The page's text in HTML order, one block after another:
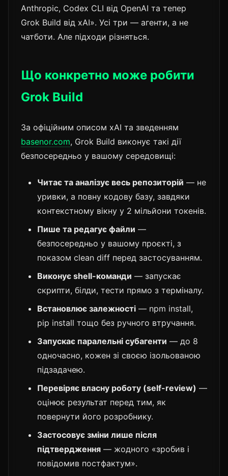
Anthropic, Codex CLI від OpenAI та тепер
Grok Build від xAI». Усі три — агенти, а не
чатботи. Але підходи різняться.
Що конкретно може робити
Grok Build
За офіційним описом xAI та зведенням
basenor.com, Grok Build виконує такі дії
безпосередньо у вашому середовищі:
Читає та аналізує весь репозиторій — не
уривки, а повну кодову базу, завдяки
контекстному вікну у 2 мільйони токенів.
Пише та редагує файли —
безпосередньо у вашому проєкті, з
показом clean diff перед застосуванням.
Виконує shell-команди — запускає
скрипти, білди, тести прямо з терміналу.
Встановлює залежності — npm install,
pip install тощо без ручного втручання.
Запускає паралельні субагенти — до 8
одночасно, кожен зі своєю ізольованою
підзадачею.
Перевіряє власну роботу (self-review) —
оцінює результат перед тим, як
повернути його розробнику.
Застосовує зміни лише після
підтвердження — жодного «зробив і
повідомив постфактум».